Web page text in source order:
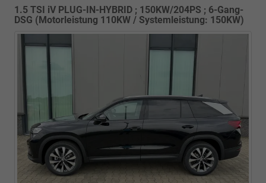
1.5 TSI iV PLUG-IN-HYBRID ; 150KW/204PS ; 6-Gang-
DSG (Motorleistung 110KW / Systemleistung: 150KW)